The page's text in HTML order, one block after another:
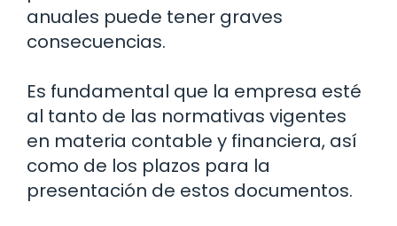
anuales puede tener graves
consecuencias.
Es fundamental que la empresa esté
al tanto de las normativas vigentes
en materia contable y financiera, así
como de los plazos para la
presentación de estos documentos.